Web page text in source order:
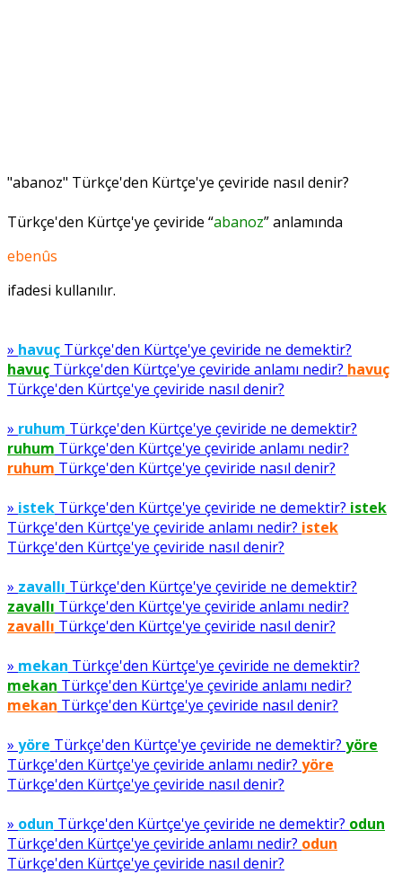
"abanoz" Türkçe'den Kürtçe'ye çeviride nasıl denir?
Türkçe'den Kürtçe'ye çeviride “abanoz” anlamında
ebenûs
ifadesi kullanılır.
» havuç Türkçe'den Kürtçe'ye çeviride ne demektir?
havuç Türkçe'den Kürtçe'ye çeviride anlamı nedir? havuç
Türkçe'den Kürtçe'ye çeviride nasıl denir?
» ruhum Türkçe'den Kürtçe'ye çeviride ne demektir?
ruhum Türkçe'den Kürtçe'ye çeviride anlamı nedir?
ruhum Türkçe'den Kürtçe'ye çeviride nasıl denir?
» istek Türkçe'den Kürtçe'ye çeviride ne demektir? istek
Türkçe'den Kürtçe'ye çeviride anlamı nedir? istek
Türkçe'den Kürtçe'ye çeviride nasıl denir?
» zavallı Türkçe'den Kürtçe'ye çeviride ne demektir?
zavallı Türkçe'den Kürtçe'ye çeviride anlamı nedir?
zavallı Türkçe'den Kürtçe'ye çeviride nasıl denir?
» mekan Türkçe'den Kürtçe'ye çeviride ne demektir?
mekan Türkçe'den Kürtçe'ye çeviride anlamı nedir?
mekan Türkçe'den Kürtçe'ye çeviride nasıl denir?
» yöre Türkçe'den Kürtçe'ye çeviride ne demektir? yöre
Türkçe'den Kürtçe'ye çeviride anlamı nedir? yöre
Türkçe'den Kürtçe'ye çeviride nasıl denir?
» odun Türkçe'den Kürtçe'ye çeviride ne demektir? odun
Türkçe'den Kürtçe'ye çeviride anlamı nedir? odun
Türkçe'den Kürtçe'ye çeviride nasıl denir?